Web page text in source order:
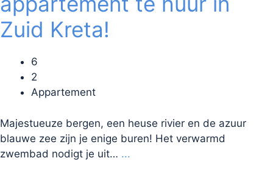
Zuid Kreta!
6
2
Appartement
Majestueuze bergen, een heuse rivier en de azuur
blauwe zee zijn je enige buren! Het verwarmd
zwembad nodigt je uit… ...